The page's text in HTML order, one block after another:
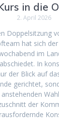
in die
2. April 2026
Doppelsitzung
hat sich
im
In
der Blick auf
gerichtet,
der